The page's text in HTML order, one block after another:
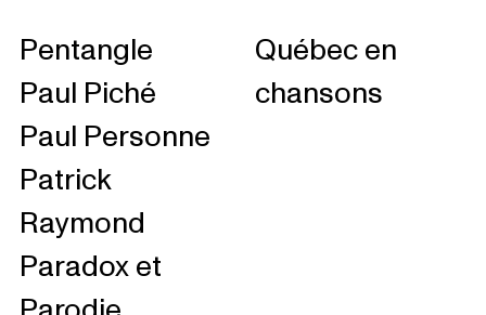
Pentangle
Paul Piché
Paul Personne
Patrick
Raymond
Paradox et
Québec en
chansons